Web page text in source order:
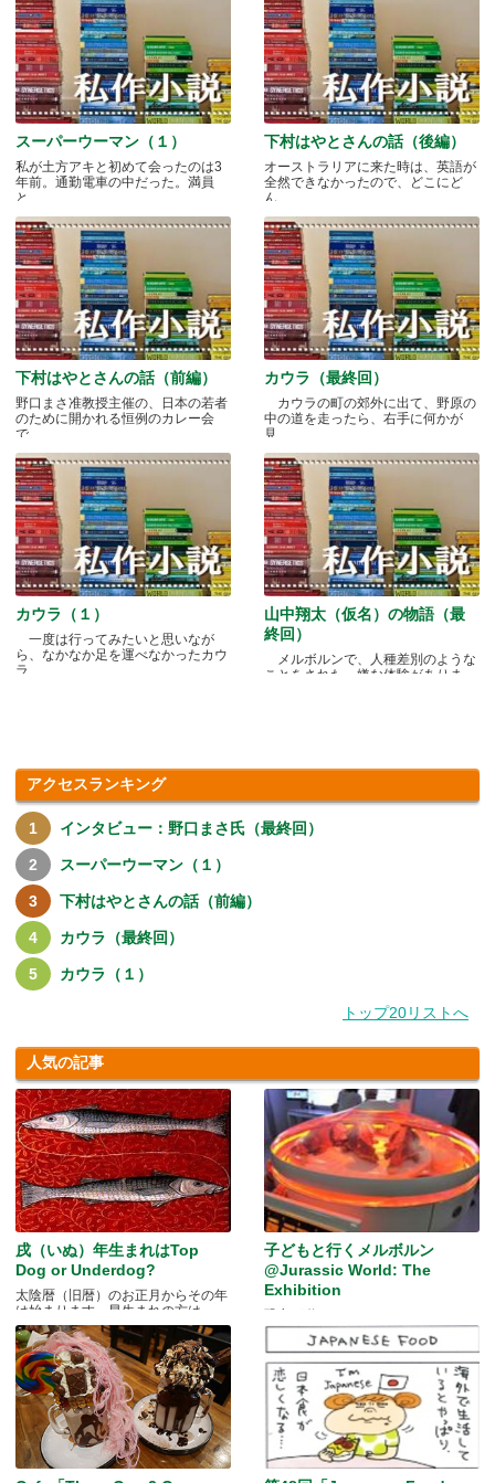
スーパーウーマン（１）
私が土方アキと初めて会ったのは3
年前。通勤電車の中だった。満員
と.....
下村はやとさんの話（後編）
オーストラリアに来た時は、英語が
全然できなかったので、どこにど
ん.....
下村はやとさんの話（前編）
野口まさ准教授主催の、日本の若者
のために開かれる恒例のカレー会
で.....
カウラ（最終回）
カウラの町の郊外に出て、野原の
中の道を走ったら、右手に何かが
見.....
カウラ（１）
一度は行ってみたいと思いなが
ら、なかなか足を運べなかったカウ
ラ.....
山中翔太（仮名）の物語（最
終回）
メルボルンで、人種差別のような
ことをされた、嫌な体験がありま
アクセスランキング
インタビュー：野口まさ氏（最終回）
スーパーウーマン（１）
下村はやとさんの話（前編）
カウラ（最終回）
カウラ（１）
トップ20リストへ
人気の記事
戌（いぬ）年生まれはTop
Dog or Underdog?
太陰暦（旧暦）のお正月からその年
は始まります。早生まれの方は.....
子どもと行くメルボルン
@Jurassic World: The
Exhibition